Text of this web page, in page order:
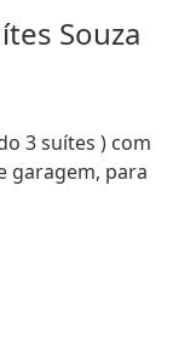
Souza
3 suítes ) com
garagem, para